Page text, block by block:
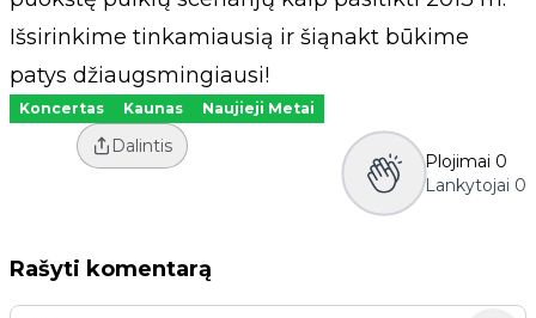
Išsirinkime tinkamiausią ir šiąnakt būkime
patys džiaugsmingiausi!
Koncertas Kaunas Naujieji Metai
Dalintis
Plojimai 0
Lankytojai 0
Rašyti komentarą